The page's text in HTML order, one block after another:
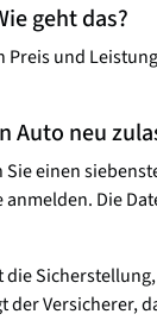
geht das?
und
Auto neu
einen
Die
der Versicherer,